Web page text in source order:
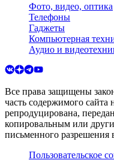
Фото, видео, оптика
Телефоны
Гаджеты
Компьютерная
Аудио и
Все права защищены
часть содержимого сайта
репродуцирована,
копировальным или
письменного разрешения
Пользовательское